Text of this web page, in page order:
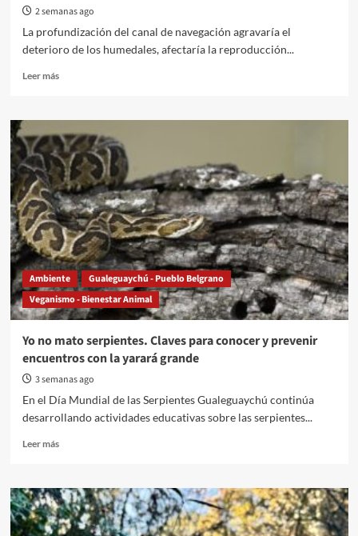
2 semanas ago
La profundización del canal de navegación agravaría el
deterioro de los humedales, afectaría la reproducción...
Leer másRead
Advierten
que
la
concesión
de
la
hidrovía
puede
provocar
“un
daño
irreparable”
sobre
la
reserva
de
agua
del
país
Ambiente
Gualeguaychú - Pueblo Belgrano
Veganismo - Bienestar Animal
Yo no mato serpientes. Claves para conocer y prevenir
encuentros con la yarará grande
3 semanas ago
En el Día Mundial de las Serpientes Gualeguaychú continúa
desarrollando actividades educativas sobre las serpientes...
Leer másRead
Yo
no
mato
serpientes.